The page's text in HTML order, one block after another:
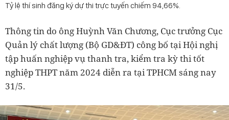
Tỷ lệ thí sinh đăng ký dự thi trực tuyến chiếm 94,66%.
Thông tin do ông Huỳnh Văn Chương, Cục trưởng Cục
Quản lý chất lượng (Bộ GD&ĐT) công bố tại Hội nghị
tập huấn nghiệp vụ thanh tra, kiểm tra kỳ thi tốt
nghiệp THPT năm 2024 diễn ra tại TPHCM sáng nay
31/5.